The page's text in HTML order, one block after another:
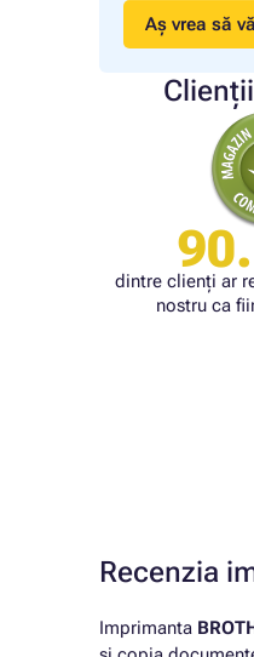
Aș vrea să
dintre clienți ar
nostru ca
Recenzia
Imprimanta